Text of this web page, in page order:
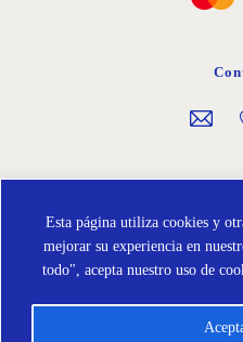
Esta página utiliza cookies y
mejorar su experiencia en
todo", acepta nuestro uso de